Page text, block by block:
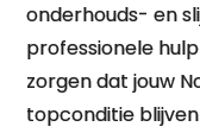
onderhouds- en
professionele
zorgen dat jouw
topconditie